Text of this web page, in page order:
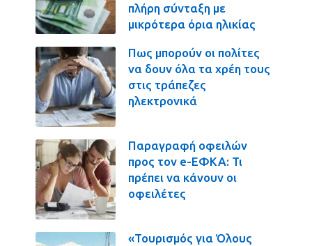
πλήρη σύνταξη με
μικρότερα όρια ηλικίας
Πως μπορούν οι πολίτες
να δουν όλα τα χρέη τους
στις τράπεζες
ηλεκτρονικά
Παραγραφή οφειλών
προς τον e-ΕΦΚΑ: Τι
πρέπει να κάνουν οι
οφειλέτες
«Τουρισμός για Όλους